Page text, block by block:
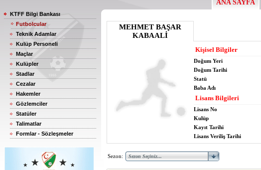
ANA SAYFA
KTFF Bilgi Bankası
Futbolcular
Teknik Adamlar
Kulüp Personeli
Maçlar
Kulüpler
Stadlar
Cezalar
Hakemler
Gözlemciler
Statüler
Talimatlar
Formlar - Sözleşmeler
MEHMET BAŞAR
KABAALİ
Kişisel Bilgiler
Doğum Yeri
Doğum Tarihi
Statü
Baba Adı
Lisans Bilgileri
Lisans No
Kulüp
Kayıt Tarihi
Lisans Veriliş Tarihi
Sezon: